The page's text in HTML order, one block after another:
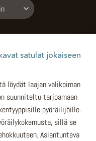
satulat jokaiseen
löydät laajan valikoiman
suunniteltu tarjoamaan
pyöräilijöille.
sillä se
Asiantunteva